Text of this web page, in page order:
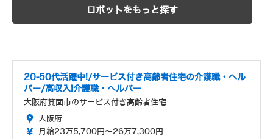
ロボットをもっと探す
20-50代活躍中!/サービス付き高齢者住宅の介護職・ヘル
パー/高収入!介護職・ヘルパー
大阪府箕面市のサービス付き高齢者住宅
大阪府
月給23万5,700円～26万7,300円